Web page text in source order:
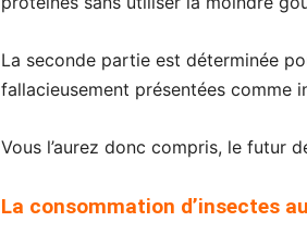
La seconde partie est déterminée
fallacieusement présentées comme
Vous l’aurez donc compris, le futur
La consommation d’insectes